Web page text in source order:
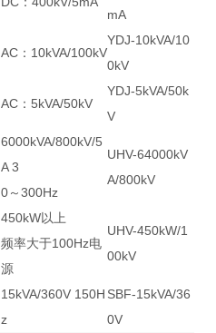
mA
AC：10kVA/100kV
YDJ-10kVA/10
0kV
AC：5kVA/50kV
YDJ-5kVA/50k
V
6000kVA/800kV/5
A 3
0～300Hz
UHV-64000kV
A/800kV
450kW以上
频率大于100Hz电
源
UHV-450kW/1
00kV
15kVA/360V 150H
z
SBF-15kVA/36
0V